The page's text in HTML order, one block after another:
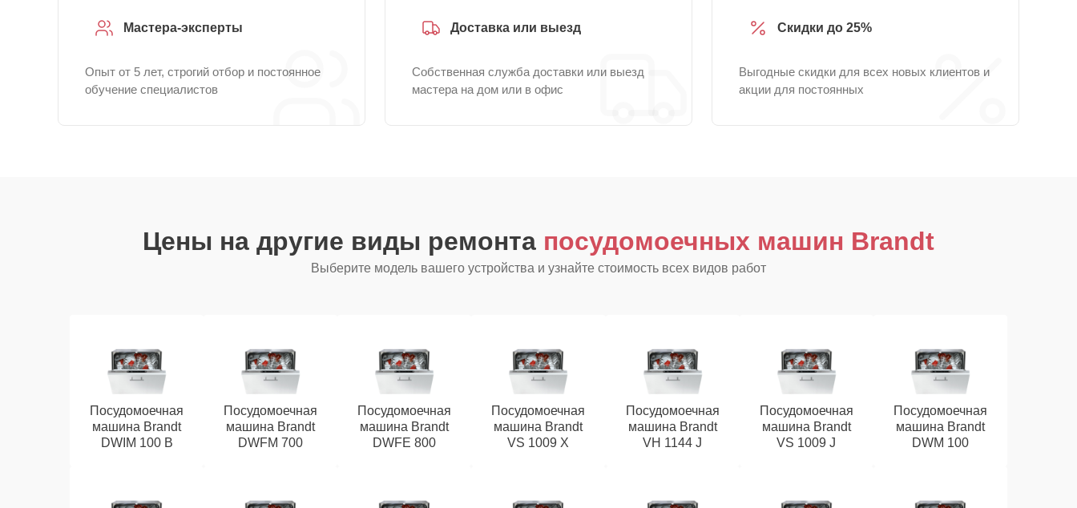
Мастера-эксперты
Опыт от 5 лет, строгий отбор и постоянное
обучение специалистов
Доставка или выезд
Собственная служба доставки или выезд
мастера на дом или в офис
Скидки до 25%
Выгодные скидки для всех новых клиентов и
акции для постоянных
Цены на другие виды ремонта посудомоечных машин Brandt
Выберите модель вашего устройства и узнайте стоимость всех видов работ
Посудомоечная
машина Brandt
DWIM 100 B
Посудомоечная
машина Brandt
DWFM 700
Посудомоечная
машина Brandt
DWFE 800
Посудомоечная
машина Brandt
VS 1009 X
Посудомоечная
машина Brandt
VH 1144 J
Посудомоечная
машина Brandt
VS 1009 J
Посудомоечная
машина Brandt
DWM 100